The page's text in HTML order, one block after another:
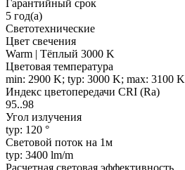
Гарантийный срок
5 год(а)
Светотехнические
Цвет свечения
Warm | Тёплый 3000 K
Цветовая температура
min: 2900 K; typ: 3000 K; max: 3100 K
Индекс цветопередачи CRI (Ra)
95..98
Угол излучения
typ: 120 °
Световой поток на 1м
typ: 3400 lm/m
Расчетная световая эффективность